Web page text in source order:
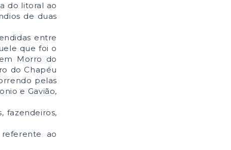
do litoral ao
de duas
entre
que foi o
Morro do
do Chapéu
pelas
e Gavião,
fazendeiros,
ao